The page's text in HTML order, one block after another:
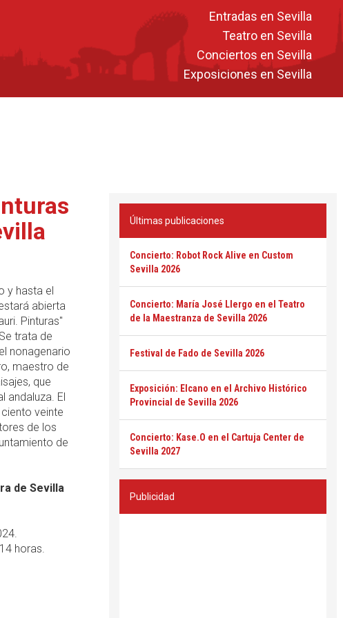
Entradas en Sevilla
Teatro en Sevilla
Conciertos en Sevilla
Exposiciones en Sevilla
y hasta el
abierta
Pinturas"
trata de
nonagenario
maestro de
que
andaluza. El
veinte
de los
de
de Sevilla
horas.
Últimas publicaciones
Concierto: Robot Rock Alive en Custom
Sevilla 2026
Concierto: María José Llergo en el Teatro
de la Maestranza de Sevilla 2026
Festival de Fado de Sevilla 2026
Exposición: Elcano en el Archivo Histórico
Provincial de Sevilla 2026
Concierto: Kase.O en el Cartuja Center de
Sevilla 2027
Publicidad